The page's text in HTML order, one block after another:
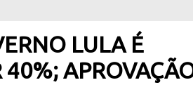
LULA É
40%;